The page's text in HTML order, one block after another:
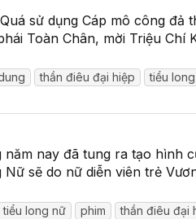
sử dụng Cáp mô công đả
Toàn Chân, mời Triệu Chí
thần điêu đại hiệp tiểu
nay đã tung ra tạo hình
sẽ do nữ diễn viên trẻ
tiểu long nữ phim thần điêu đại